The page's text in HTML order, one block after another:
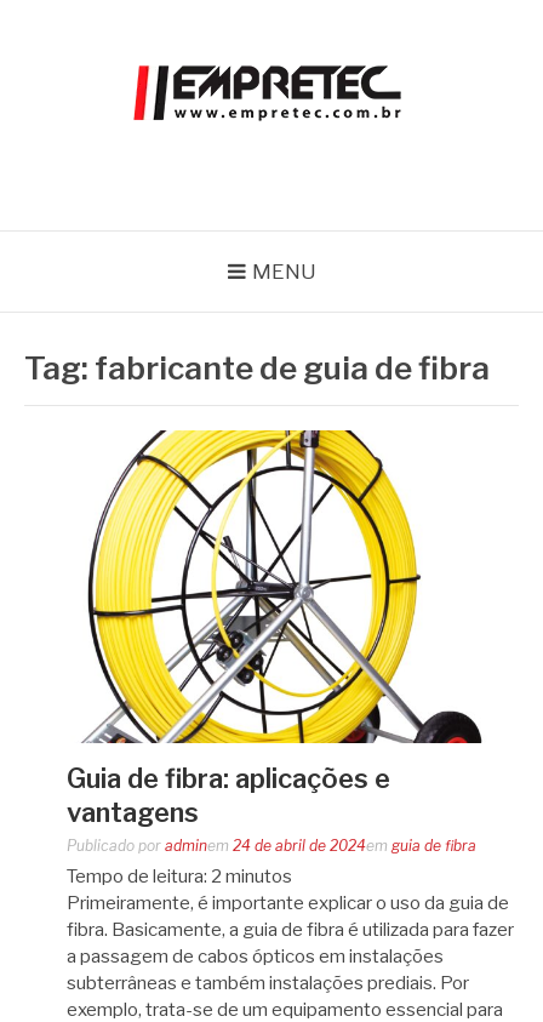
MENU
Tag: fabricante de guia de fibra
Guia de fibra: aplicações e
vantagens
Publicado por adminem 24 de abril de 2024em guia de fibra
Tempo de leitura: 2 minutos
Primeiramente, é importante explicar o uso da guia de
fibra. Basicamente, a guia de fibra é utilizada para fazer
a passagem de cabos ópticos em instalações
subterrâneas e também instalações prediais. Por
exemplo, trata-se de um equipamento essencial para